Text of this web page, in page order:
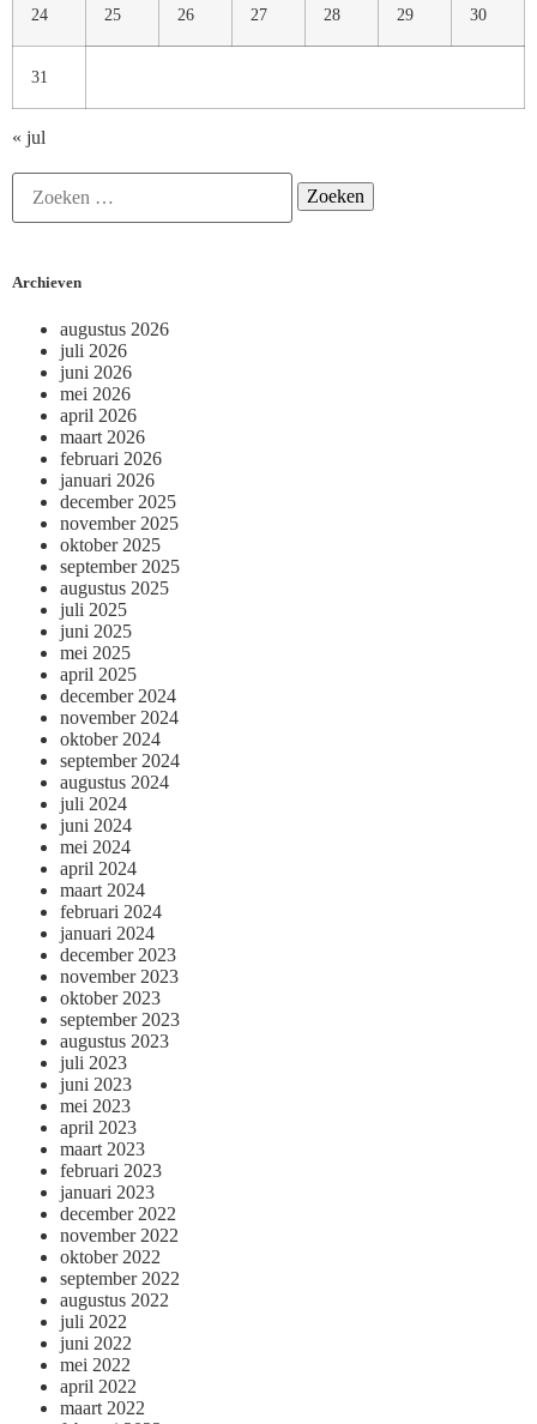
24 25 26 27 28 29 30
31
« jul
Archieven
augustus 2026
juli 2026
juni 2026
mei 2026
april 2026
maart 2026
februari 2026
januari 2026
december 2025
november 2025
oktober 2025
september 2025
augustus 2025
juli 2025
juni 2025
mei 2025
april 2025
december 2024
november 2024
oktober 2024
september 2024
augustus 2024
juli 2024
juni 2024
mei 2024
april 2024
maart 2024
februari 2024
januari 2024
december 2023
november 2023
oktober 2023
september 2023
augustus 2023
juli 2023
juni 2023
mei 2023
april 2023
maart 2023
februari 2023
januari 2023
december 2022
november 2022
oktober 2022
september 2022
augustus 2022
juli 2022
juni 2022
mei 2022
april 2022
maart 2022